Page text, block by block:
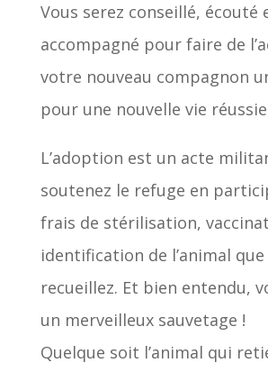
Vous serez conseillé, écouté
accompagné pour faire de
votre nouveau compagnon
pour une nouvelle vie
L’adoption est un acte
soutenez le refuge en
frais de stérilisation,
identification de l’animal que
recueillez. Et bien entendu,
un merveilleux sauvetage !
Quelque soit l’animal qui